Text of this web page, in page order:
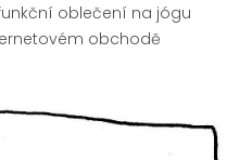
oblečení na jógu
obchodě